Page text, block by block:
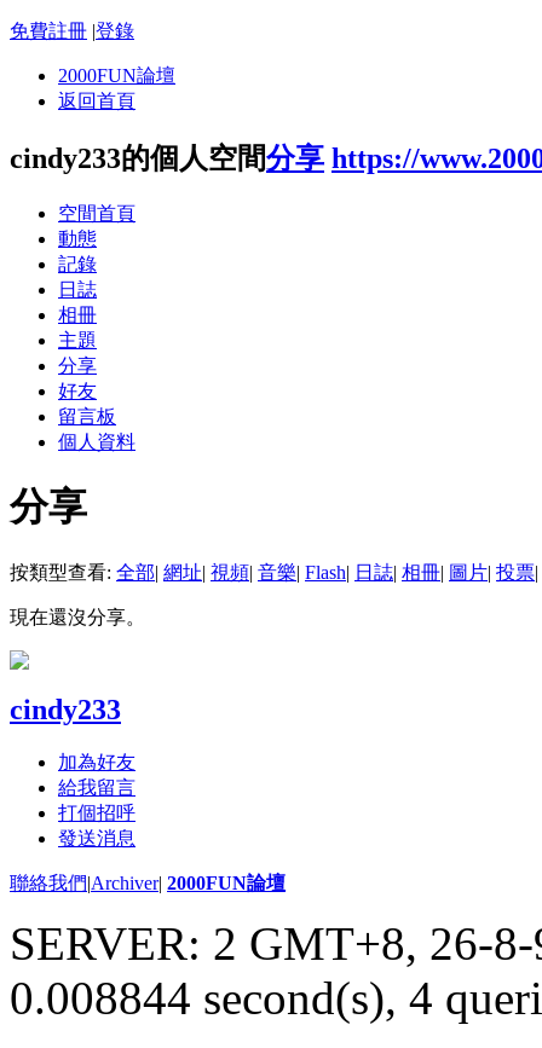
免費註冊 |登錄
2000FUN論壇
返回首頁
cindy233的個人空間分享 https://
空間首頁
動態
記錄
日誌
相冊
主題
分享
好友
留言板
個人資料
分享
按類型查看: 全部| 網址| 視頻| 音樂| Flash| 日誌| 相冊| 圖片| 投票|
現在還沒分享。
cindy233
加為好友
給我留言
打個招呼
發送消息
聯絡我們|Archiver| 2000FUN論壇
SERVER: 2 GMT+8, 26-
0.008844 second(s), 4